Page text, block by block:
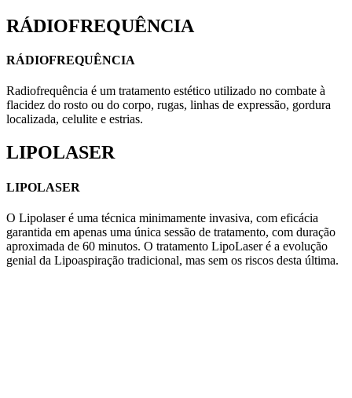
RÁDIOFREQUÊNCIA
RÁDIOFREQUÊNCIA
Radiofrequência é um tratamento estético utilizado no combate à
flacidez do rosto ou do corpo, rugas, linhas de expressão, gordura
localizada, celulite e estrias.
LIPOLASER
LIPOLASER
O Lipolaser é uma técnica minimamente invasiva, com eficácia
garantida em apenas uma única sessão de tratamento, com duração
aproximada de 60 minutos. O tratamento LipoLaser é a evolução
genial da Lipoaspiração tradicional, mas sem os riscos desta última.